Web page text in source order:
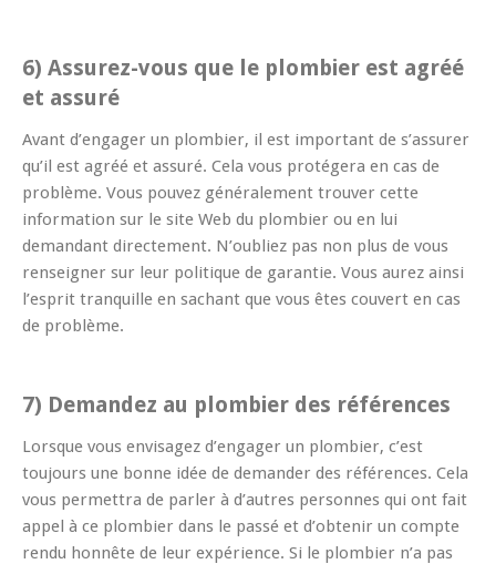
6) Assurez-vous que le plombier est agréé
et assuré
Avant d’engager un plombier, il est important de s’assurer
qu’il est agréé et assuré. Cela vous protégera en cas de
problème. Vous pouvez généralement trouver cette
information sur le site Web du plombier ou en lui
demandant directement. N’oubliez pas non plus de vous
renseigner sur leur politique de garantie. Vous aurez ainsi
l’esprit tranquille en sachant que vous êtes couvert en cas
de problème.
7) Demandez au plombier des références
Lorsque vous envisagez d’engager un plombier, c’est
toujours une bonne idée de demander des références. Cela
vous permettra de parler à d’autres personnes qui ont fait
appel à ce plombier dans le passé et d’obtenir un compte
rendu honnête de leur expérience. Si le plombier n’a pas